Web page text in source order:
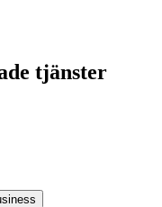
tjänster